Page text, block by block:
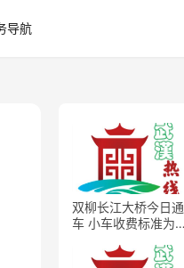
导航
双柳长江大桥今日通
车 小车收费标准为